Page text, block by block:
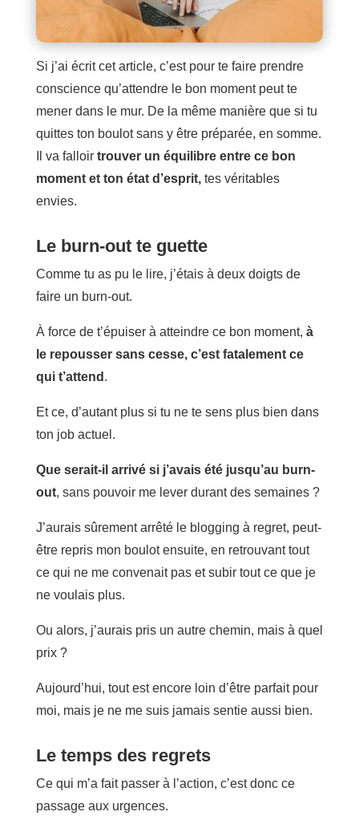
Si j’ai écrit cet article, c’est pour te faire prendre
conscience qu’attendre le bon moment peut te
mener dans le mur. De la même manière que si tu
quittes ton boulot sans y être préparée, en somme.
Il va falloir trouver un équilibre entre ce bon
moment et ton état d’esprit,tes véritables
envies.
Le burn-out te guette
Comme tu as pu le lire, j’étais à deux doigts de
faire un burn-out.
À force de t’épuiser à atteindre ce bon moment, à
le repousser sans cesse, c’est fatalement ce
qui t’attend .
Et ce, d’autant plus si tu ne te sens plus bien dans
ton job actuel.
Que serait-il arrivé si j’avais été jusqu’au burn-
out, sans pouvoir me lever durant des semaines ?
J’aurais sûrement arrêté le blogging à regret, peut-
être repris mon boulot ensuite, en retrouvant tout
ce qui ne me convenait pas et subir tout ce que je
ne voulais plus.
Ou alors, j’aurais pris un autre chemin, mais à quel
prix ?
Aujourd’hui, tout est encore loin d’être parfait pour
moi, mais je ne me suis jamais sentie aussi bien.
Le temps des regrets
Ce qui m’a fait passer à l’action, c’est donc ce
passage aux urgences.